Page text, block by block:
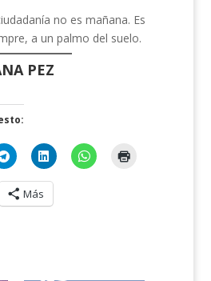
no es mañana. Es
a un palmo del suelo.
PEZ
Más